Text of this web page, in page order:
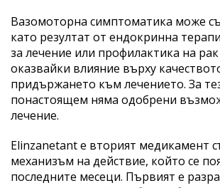
Вазомоторна симптоматика може
като резултат от ендокринна
за лечение или профилактика на
оказвайки влияние върху
придържането към лечението. За
понастоящем няма одобрени
лечение.
Elinzanetant e вторият медикамент
механизъм на действие, който се
последните месеци. Първият е